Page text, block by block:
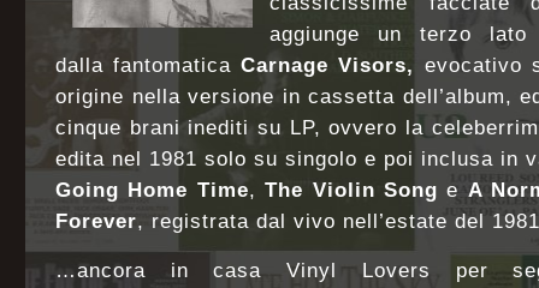
aggiunge un terzo lato
dalla fantomaticaCarnage Visors, evocativo
origine nella versione in cassetta dell’album,
cinque brani inediti su LP, ovvero la
edita nel 1981 solo su singolo e poi inclusa in
Going Home Time,The Violin Song eA
Forever, registrata dal vivo nell’estate del
…ancora in casa Vinyl Lovers per